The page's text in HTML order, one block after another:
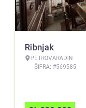
Ribnjak
PETROVARADIN
ŠIFRA: #569585